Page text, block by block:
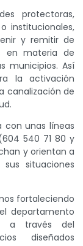
protectoras,
institucionales,
y remitir de
en materia de
municipios. Así
la activación
canalización de
con unas líneas
540 71 80 y
y orientan a
situaciones
fortaleciendo
departamento
a través del
diseñados